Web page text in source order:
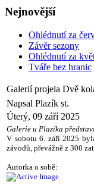
Nejnovější
Ohlédnutí za
Závěr sezony
Ohlédnutí za
Tváře bez hranic
Galerií projela Dvě
Napsal Plazík st.
Úterý, 09 září 2025
Galerie u Plazíka
V sobotu 6. září 2025
závodů, převážně z 300
Autorka o sobě: